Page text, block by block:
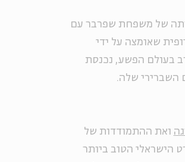
של משפחת שפרבר עם
שאומצה על ידי
בעולם הפשע, נכנסת
השברירי שלה.
ואת ההתמודדות של
הישראלי הטוב ביותר